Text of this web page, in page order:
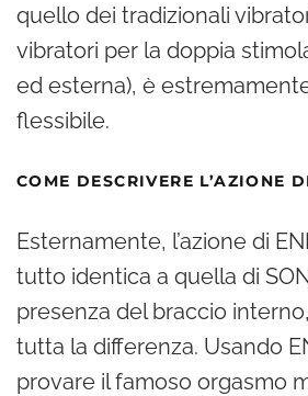
quello dei tradizionali
vibratori per la doppia
ed esterna), è
flessibile.
COME DESCRIVERE L’AZIONE
Esternamente, l’azione di
tutto identica a quella di
presenza del braccio
tutta la differenza. Usando
provare il famoso orgasmo